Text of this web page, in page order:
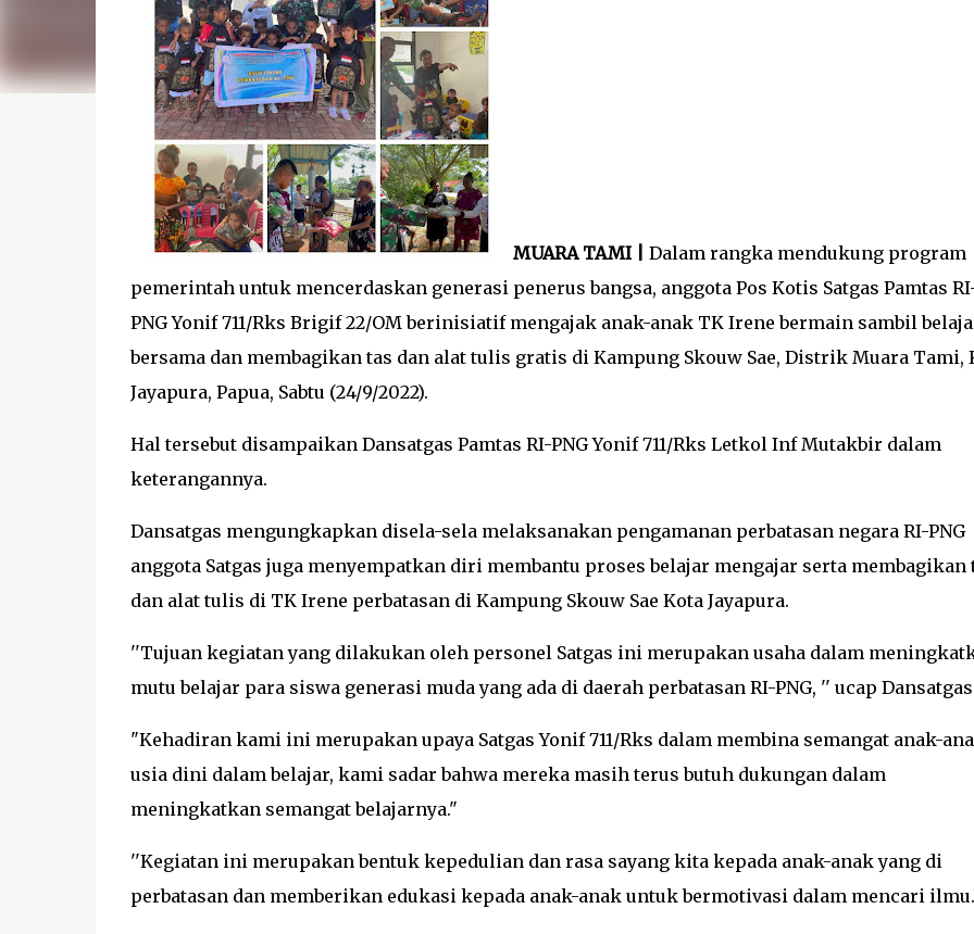
MUARA TAMI | Dalam rangka mendukung program
pemerintah untuk mencerdaskan generasi penerus bangsa, anggota Pos Kotis Satgas Pamtas
PNG Yonif 711/Rks Brigif 22/OM berinisiatif mengajak anak-anak TK Irene bermain sambil
bersama dan membagikan tas dan alat tulis gratis di Kampung Skouw Sae, Distrik Muara Tami,
Jayapura, Papua, Sabtu (24/9/2022).
Hal tersebut disampaikan Dansatgas Pamtas RI-PNG Yonif 711/Rks Letkol Inf Mutakbir dalam
keterangannya.
Dansatgas mengungkapkan disela-sela melaksanakan pengamanan perbatasan negara RI-PNG
anggota Satgas juga menyempatkan diri membantu proses belajar mengajar serta membagikan
dan alat tulis di TK Irene perbatasan di Kampung Skouw Sae Kota Jayapura.
''Tujuan kegiatan yang dilakukan oleh personel Satgas ini merupakan usaha dalam
mutu belajar para siswa generasi muda yang ada di daerah perbatasan RI-PNG, '' ucap
"Kehadiran kami ini merupakan upaya Satgas Yonif 711/Rks dalam membina semangat anak-
usia dini dalam belajar, kami sadar bahwa mereka masih terus butuh dukungan dalam
meningkatkan semangat belajarnya."
''Kegiatan ini merupakan bentuk kepedulian dan rasa sayang kita kepada anak-anak yang di
perbatasan dan memberikan edukasi kepada anak-anak untuk bermotivasi dalam mencari